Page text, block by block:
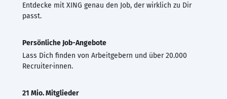
Entdecke mit XING genau den Job, der wirklich zu Dir
passt.
Persönliche Job-Angebote
Lass Dich finden von Arbeitgebern und über 20.000
Recruiter·innen.
21 Mio. Mitglieder